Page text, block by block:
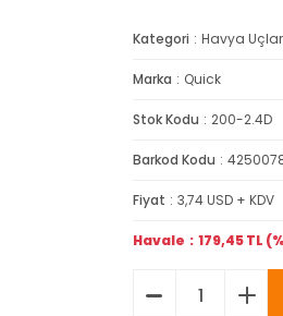
Kategori Havya
Marka Quick
Stok Kodu 200-2.4D
Barkod Kodu
Fiyat 3,74 USD + KDV
Havale 179,45 TL